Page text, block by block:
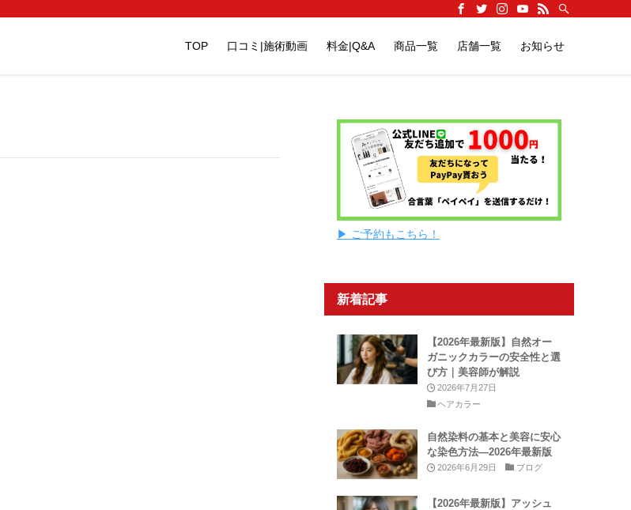
TOP 口コミ|施術動画 料金|Q&A 商品一覧 店舗一覧 お知らせ
▶ ご予約もこちら！
新着記事
【2026年最新版】自然オー
ガニックカラーの安全性と選
び方｜美容師が解説
2026年7月27日
ヘアカラー
自然染料の基本と美容に安心
な染色方法—2026年最新版
2026年6月29日 ブログ
【2026年最新版】アッシュ